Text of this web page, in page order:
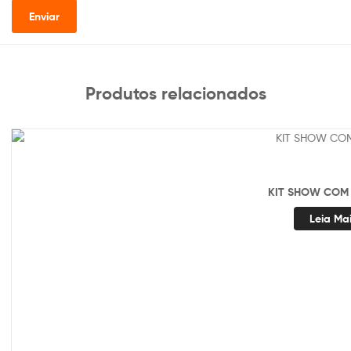
Produtos relacionados
KIT SHOW
Leia